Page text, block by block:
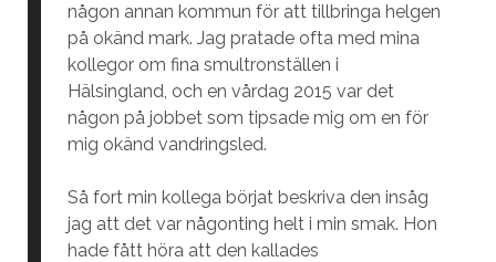
någon annan kommun för att tillbringa helgen
på okänd mark. Jag pratade ofta med mina
kollegor om fina smultronställen i
Hälsingland, och en vårdag 2015 var det
någon på jobbet som tipsade mig om en för
mig okänd vandringsled.
Så fort min kollega börjat beskriva den insåg
jag att det var någonting helt i min smak. Hon
hade fått höra att den kallades